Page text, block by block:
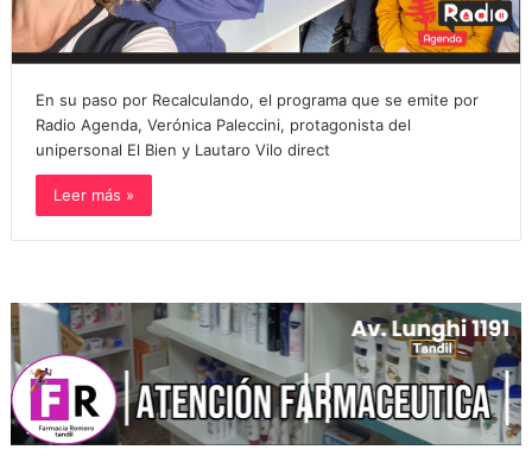
En su paso por Recalculando, el programa que se emite por
Radio Agenda, Verónica Paleccini, protagonista del
unipersonal El Bien y Lautaro Vilo direct
Leer más »